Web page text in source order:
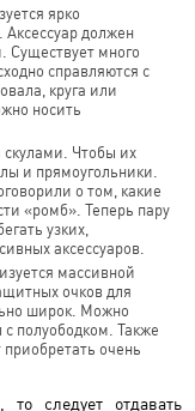
ярко
должен
Существует много
справляются с
круга или
носить
Чтобы их
и прямоугольники.
о том, какие
«ромб». Теперь пару
узких,
аксессуаров.
массивной
очков для
широк. Можно
полуободком. Также
очень
следует отдавать